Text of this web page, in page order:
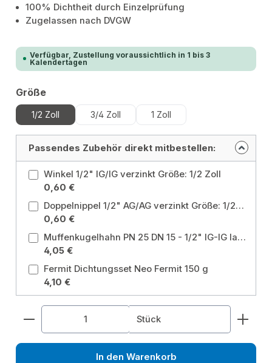
100% Dichtheit durch Einzelprüfung
Zugelassen nach DVGW
Verfügbar, Zustellung voraussichtlich in 1 bis 3
Kalendertagen
Größeauswählen
1/2 Zoll 3/4 Zoll 1 Zoll
Passendes Zubehör direkt mitbestellen:
Winkel 1/2" IG/IG verzinkt Größe: 1/2 Zoll
0,60 €
Doppelnippel 1/2" AG/AG verzinkt Größe: 1/2 Zoll
0,60 €
Muffenkugelhahn PN 25 DN 15 - 1/2" IG-IG langer Hebel ohne Entleerung für Heizung, Brauchwasser, Grauwasser, Gartenwasser Größe: 1/2 Zoll
4,05 €
Fermit Dichtungsset Neo Fermit 150 g
4,10 €
Produkt Anzahl: Gib den gewünschten Wert
Stück
In den Warenkorb